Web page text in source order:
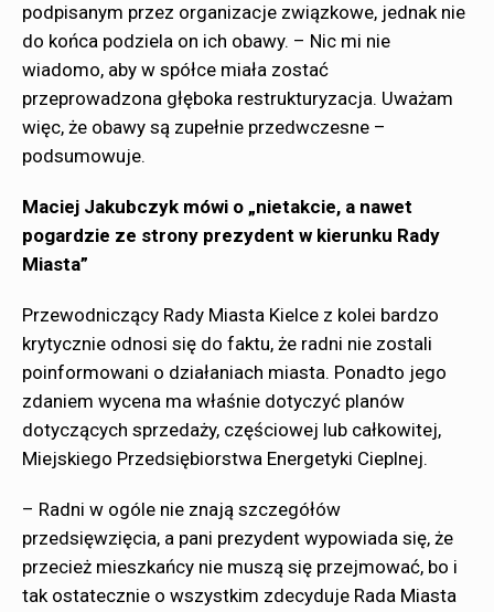
podpisanym przez organizacje związkowe, jednak nie
do końca podziela on ich obawy. – Nic mi nie
wiadomo, aby w spółce miała zostać
przeprowadzona głęboka restrukturyzacja. Uważam
więc, że obawy są zupełnie przedwczesne –
podsumowuje.
Maciej Jakubczyk mówi o „nietakcie, a nawet
pogardzie ze strony prezydent w kierunku Rady
Miasta”
Przewodniczący Rady Miasta Kielce z kolei bardzo
krytycznie odnosi się do faktu, że radni nie zostali
poinformowani o działaniach miasta. Ponadto jego
zdaniem wycena ma właśnie dotyczyć planów
dotyczących sprzedaży, częściowej lub całkowitej,
Miejskiego Przedsiębiorstwa Energetyki Cieplnej.
– Radni w ogóle nie znają szczegółów
przedsięwzięcia, a pani prezydent wypowiada się, że
przecież mieszkańcy nie muszą się przejmować, bo i
tak ostatecznie o wszystkim zdecyduje Rada Miasta